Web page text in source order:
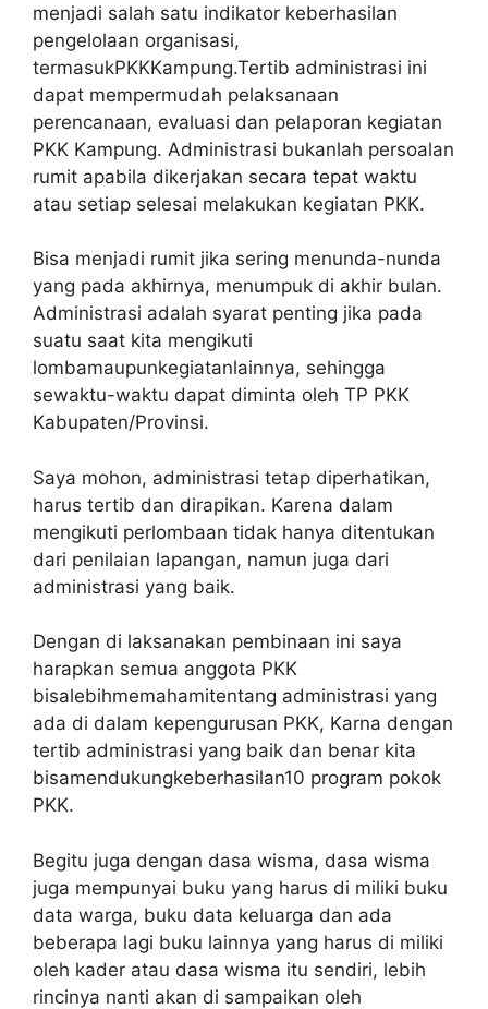
menjadi salah satu indikator keberhasilan
pengelolaan organisasi,
termasukPKKKampung.Tertib administrasi ini
dapat mempermudah pelaksanaan
perencanaan, evaluasi dan pelaporan kegiatan
PKK Kampung. Administrasi bukanlah persoalan
rumit apabila dikerjakan secara tepat waktu
atau setiap selesai melakukan kegiatan PKK.
Bisa menjadi rumit jika sering menunda-nunda
yang pada akhirnya, menumpuk di akhir bulan.
Administrasi adalah syarat penting jika pada
suatu saat kita mengikuti
lombamaupunkegiatanlainnya, sehingga
sewaktu-waktu dapat diminta oleh TP PKK
Kabupaten/Provinsi.
Saya mohon, administrasi tetap diperhatikan,
harus tertib dan dirapikan. Karena dalam
mengikuti perlombaan tidak hanya ditentukan
dari penilaian lapangan, namun juga dari
administrasi yang baik.
Dengan di laksanakan pembinaan ini saya
harapkan semua anggota PKK
bisalebihmemahamitentang administrasi yang
ada di dalam kepengurusan PKK, Karna dengan
tertib administrasi yang baik dan benar kita
bisamendukungkeberhasilan10 program pokok
PKK.
Begitu juga dengan dasa wisma, dasa wisma
juga mempunyai buku yang harus di miliki buku
data warga, buku data keluarga dan ada
beberapa lagi buku lainnya yang harus di miliki
oleh kader atau dasa wisma itu sendiri, lebih
rincinya nanti akan di sampaikan oleh